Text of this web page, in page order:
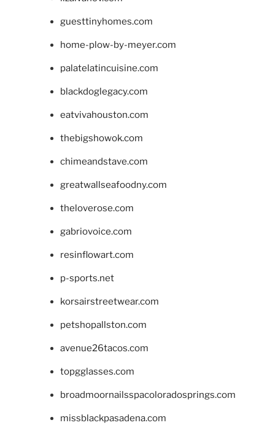
guesttinyhomes.com
home-plow-by-meyer.com
palatelatincuisine.com
blackdoglegacy.com
eatvivahouston.com
thebigshowok.com
chimeandstave.com
greatwallseafoodny.com
theloverose.com
gabriovoice.com
resinflowart.com
p-sports.net
korsairstreetwear.com
petshopallston.com
avenue26tacos.com
topgglasses.com
broadmoornailsspacoloradosprings.com
missblackpasadena.com